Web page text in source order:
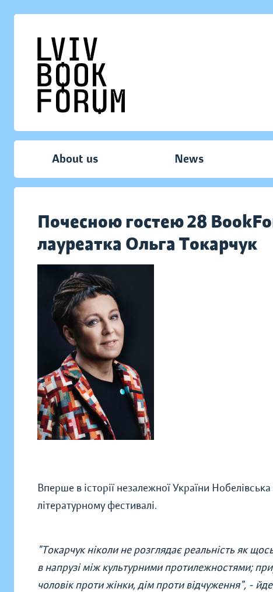
About us News
Почесною гостею 28
лауреатка Ольга Токарчук
Вперше в історії незалежної України
літературному фестивалі.
"Токарчук ніколи не розглядає реальність як
в напрузі між культурними протилежностями;
чоловік проти жінки, дім проти відчуження", -